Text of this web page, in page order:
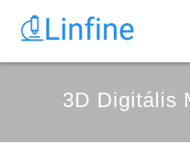
3D Digitális